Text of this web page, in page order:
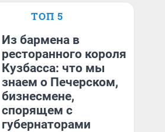
ТОП 5
Из бармена в
ресторанного короля
Кузбасса: что мы
знаем о Печерском,
бизнесмене,
спорящем с
губернаторами